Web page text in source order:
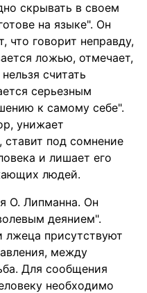
скрывать в своем
на языке". Он
что говорит неправду,
ложью, отмечает,
считать
серьезным
к самому себе".
унижает
ставит под сомнение
и лишает его
людей.
О. Липманна. Он
деянием".
лжеца присутствуют
между
Для сообщения
необходимо